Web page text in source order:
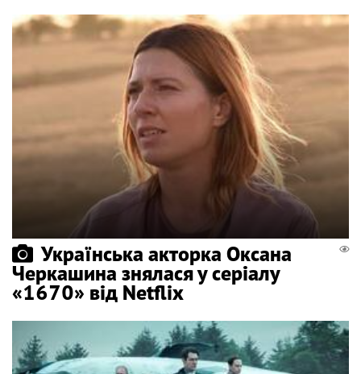
Українська акторка Оксана
Черкашина знялася у серіалу
«1670» від Netflix